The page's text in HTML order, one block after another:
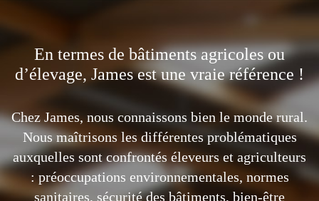
En termes de bâtiments agricoles ou
d’élevage, James est une vraie référence !
Chez James, nous connaissons bien le monde rural.
Nous maîtrisons les différentes problématiques
auxquelles sont confrontés éleveurs et agriculteurs
: préoccupations environnementales, normes
sanitaires, sécurité des bâtiments, bien-être